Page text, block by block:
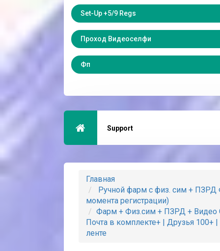
Set-Up +5/9 Regs
Проход Видеоселфи
Фп
Support
Главная
Ручной фарм с физ. сим + ПЗРД
момента регистрации)
Фарм + Физ.сим + ПЗРД + Видео
Почта в комплекте+ | Друзья 100+
ленте